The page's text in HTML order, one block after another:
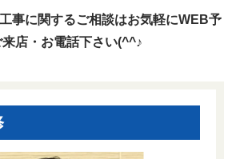
事に関するご相談はお気軽にWEB予
店・お電話下さい(^^♪